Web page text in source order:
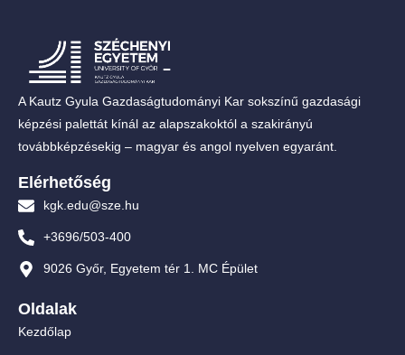
A Kautz Gyula Gazdaságtudományi Kar sokszínű gazdasági
képzési palettát kínál az alapszakoktól a szakirányú
továbbképzésekig – magyar és angol nyelven egyaránt.
Elérhetőség
kgk.edu@sze.hu
+3696/503-400
9026 Győr, Egyetem tér 1. MC Épület
Oldalak
Kezdőlap